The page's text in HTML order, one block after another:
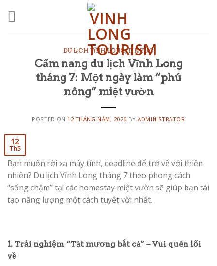
DU LỊCH VĨNH LONG,TIN TỨC
Cẩm nang du lịch Vĩnh Long
tháng 7: Một ngày làm “phú
nông” miệt vườn
POSTED ON 12 THÁNG NĂM, 2026 BYADMINISTRATOR
12
Th5
Bạn muốn rời xa máy tính, deadline để trở về với thiên
nhiên? Du lịch Vĩnh Long tháng 7 theo phong cách
“sống chậm” tại các homestay miệt vườn sẽ giúp bạn tái
tạo năng lượng một cách tuyệt vời nhất.
1. Trải nghiệm “Tát mương bắt cá” – Vui quên lối
về